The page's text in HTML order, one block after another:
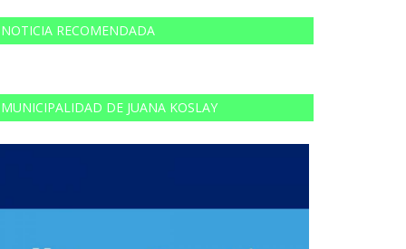
NOTICIA RECOMENDADA
MUNICIPALIDAD DE JUANA KOSLAY